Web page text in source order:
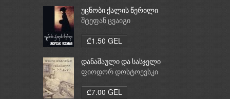
უცნობი ქალის წერილი
შტეფან ცვაიგი
₾1.50 GEL
დანაშაული და სასჯელი
ფიოდორ დოსტოევსკი
₾7.00 GEL